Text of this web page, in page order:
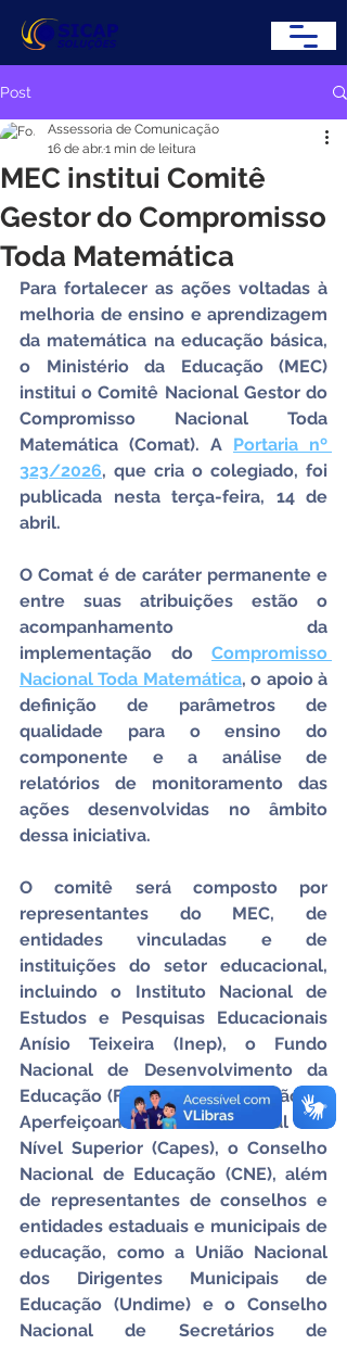
Post
MEC institui Comitê
Gestor do Compromisso
Toda Matemática
Assessoria de Comunicação
16 de abr.1 min de leitura
Para fortalecer as ações voltadas à
melhoria de ensino e aprendizagem
da matemática na educação básica,
o Ministério da Educação (MEC)
institui o Comitê Nacional Gestor do
Compromisso Nacional Toda
Matemática (Comat). A Portaria nº
323/2026, que cria o colegiado, foi
publicada nesta terça-feira, 14 de
abril.
O Comat é de caráter permanente e
entre suas atribuições estão o
acompanhamento da
implementação do Compromisso
Nacional Toda Matemática, o apoio à
definição de parâmetros de
qualidade para o ensino do
componente e a análise de
relatórios de monitoramento das
ações desenvolvidas no âmbito
dessa iniciativa.
O comitê será composto por
representantes do MEC, de
entidades vinculadas e de
instituições do setor educacional,
incluindo o Instituto Nacional de
Estudos e Pesquisas Educacionais
Anísio Teixeira (Inep), o Fundo
Nacional de Desenvolvimento da
Educação (FNDE), a Coordenação de
Aperfeiçoamento de Pessoal de
Nível Superior (Capes), o Conselho
Nacional de Educação (CNE), além
de representantes de conselhos e
entidades estaduais e municipais de
educação, como a União Nacional
dos Dirigentes Municipais de
Educação (Undime) e o Conselho
Nacional de Secretários de